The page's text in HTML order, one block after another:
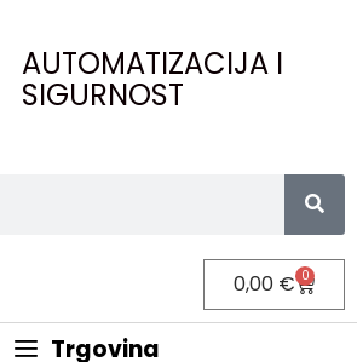
AUTOMATIZACIJA I
SIGURNOST
0,00 € 0
Trgovina